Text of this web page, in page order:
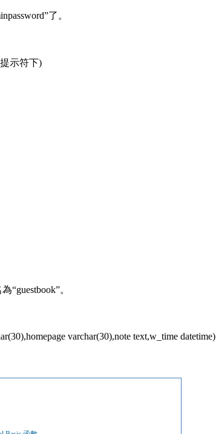
了。
示符下)
。
varchar(30),note text,w_time datetime)